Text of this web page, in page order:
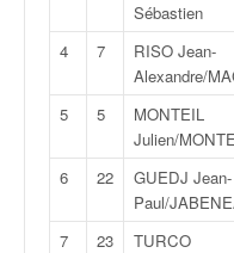
Sébastien
4 7
RISO Jean-
Alexandre/
5 5
MONTEIL
Julien/
6 22
GUEDJ Jean-
Paul/
7 23
TURCO